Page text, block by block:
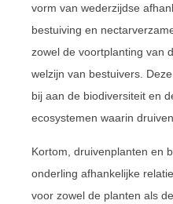
vorm van wederzijdse
bestuiving en
zowel de voortplanting van
welzijn van bestuivers.
bij aan de biodiversiteit en
ecosystemen waarin
Kortom, druivenplanten en
onderling afhankelijke
voor zowel de planten als